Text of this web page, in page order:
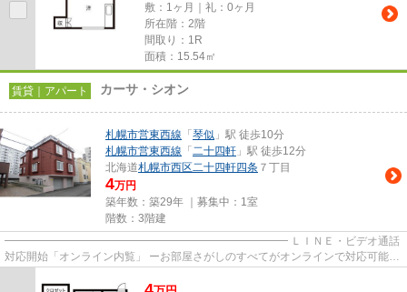
敷：1ヶ月｜礼：0ヶ月
所在階：2階
間取り：1R
面積：15.54㎡
賃貸｜アパート カーサ・シオン
札幌市営東西線 「 琴似 」駅 徒歩10分
札幌市営東西線 「 二十四軒 」駅 徒歩12分
北海道札幌市西区二十四軒四条 ７丁目
4万円
築年数：築29年 ｜募集中： 1室
階数：3階建
━━━━━━━━━━━━━━━━━━━━━━━━━━ ＬＩＮＥ・ビデオ通話
対応開始「オンライン内覧」 ーお部屋さがしのすべてがオンラインで対応可能ー